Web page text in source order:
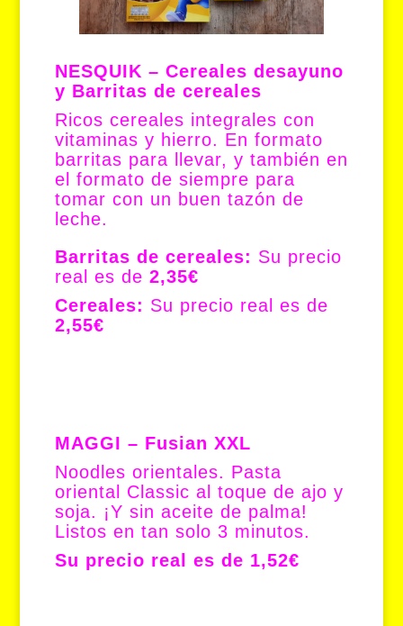
NESQUIK – Cereales desayuno
y Barritas de cereales
Ricos cereales integrales con
vitaminas y hierro. En formato
barritas para llevar, y también en
el formato de siempre para
tomar con un buen tazón de
leche.
Barritas de cereales: Su precio
real es de 2,35€
Cereales: Su precio real es de
2,55€
MAGGI – Fusian XXL
Noodles orientales. Pasta
oriental Classic al toque de ajo y
soja. ¡Y sin aceite de palma!
Listos en tan solo 3 minutos.
Su precio real es de 1,52€